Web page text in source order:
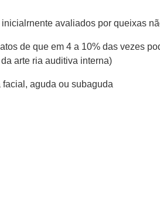
avaliados por queixas
de que em 4 a 10% das vezes
arte ria auditiva interna)
aguda ou subaguda